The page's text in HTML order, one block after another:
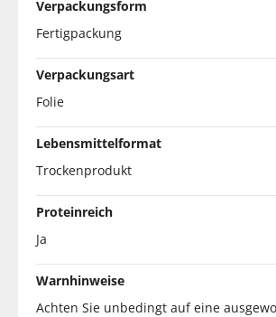
Verpackungsform
Fertigpackung
Verpackungsart
Folie
Lebensmittelformat
Trockenprodukt
Proteinreich
Ja
Warnhinweise
Achten Sie unbedingt auf eine